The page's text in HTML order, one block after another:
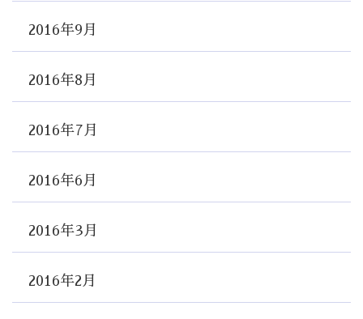
2016年9月
2016年8月
2016年7月
2016年6月
2016年3月
2016年2月